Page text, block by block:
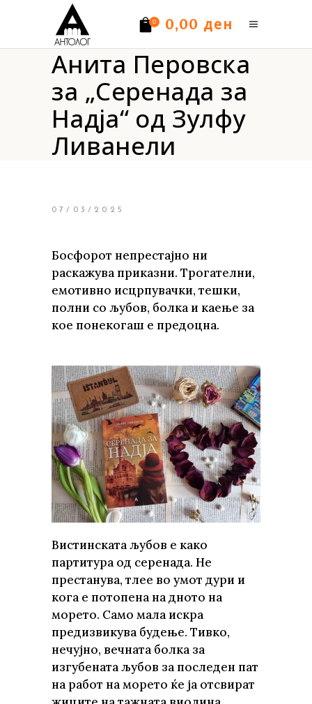
0 0,00 ден
Нема производи.
Анита Перовска
за „Серенада за
Надја“ од Зулфу
Ливанели
07/03/2025
Босфорот непрестајно ни
раскажува приказни. Трогателни,
емотивно исцрпувачки, тешки,
полни со љубов, болка и каење за
кое понекогаш е предоцна.
Вистинската љубов е како
партитура од серенада. Не
престанува, тлее во умот дури и
кога е потопена на дното на
морето. Само мала искра
предизвикува будење. Тивко,
нечујно, вечната болка за
изгубената љубов за последен пат
на работ на морето ќе ја отсвират